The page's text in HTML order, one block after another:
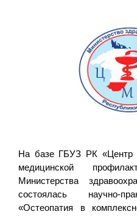
На базе ГБУЗ РК «Центр
медицинской
Министерства
состоялась научно-
«Остеопатия в